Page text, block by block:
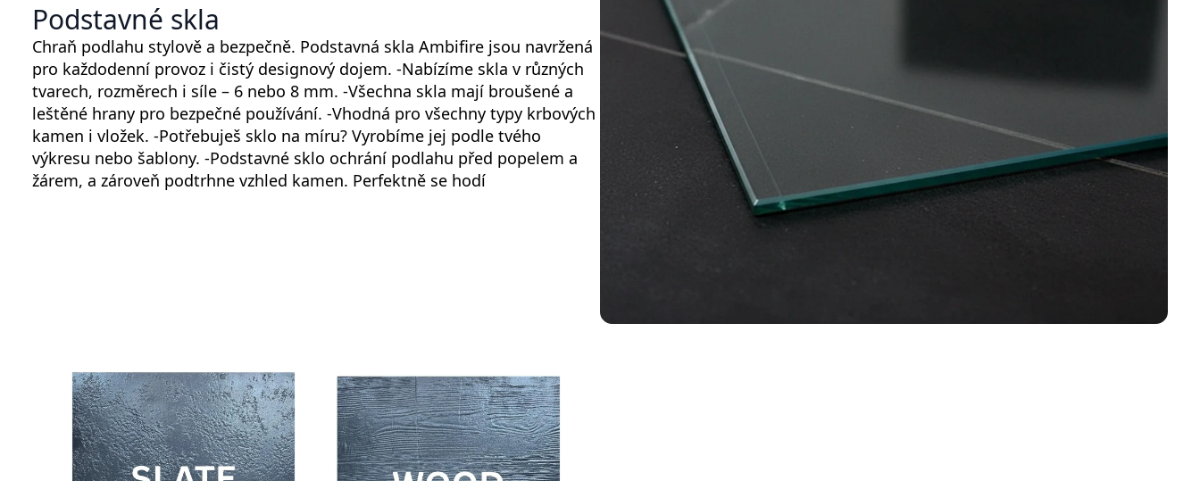
Podstavné skla
Chraň podlahu stylově a bezpečně. Podstavná skla Ambifire jsou navržená
pro každodenní provoz i čistý designový dojem. -Nabízíme skla v různých
tvarech, rozměrech i síle – 6 nebo 8 mm. -Všechna skla mají broušené a
leštěné hrany pro bezpečné používání. -Vhodná pro všechny typy krbových
kamen i vložek. -Potřebuješ sklo na míru? Vyrobíme jej podle tvého
výkresu nebo šablony. -Podstavné sklo ochrání podlahu před popelem a
žárem, a zároveň podtrhne vzhled kamen. Perfektně se hodí